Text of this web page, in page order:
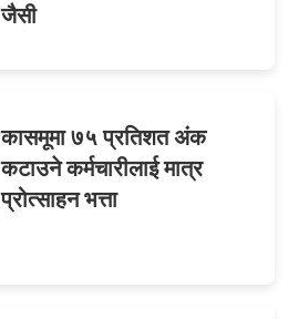
जैसी
कासमूमा ७५ प्रतिशत अंक
कटाउने कर्मचारीलाई मात्र
प्रोत्साहन भत्ता